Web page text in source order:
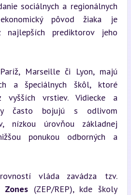
sociálnych a regionálnych
ekonomický pôvod žiaka je
prediktorov jeho
Marseille či Lyon, majú
a špeciálnych škôl, ktoré
vyšších vrstiev. Vidiecke a
často bojujú s odlivom
nízkou úrovňou základnej
ponukou odborných a
Na elimináciu nerovností vláda zavádza tzv.
Zones (ZEP/REP), kde školy